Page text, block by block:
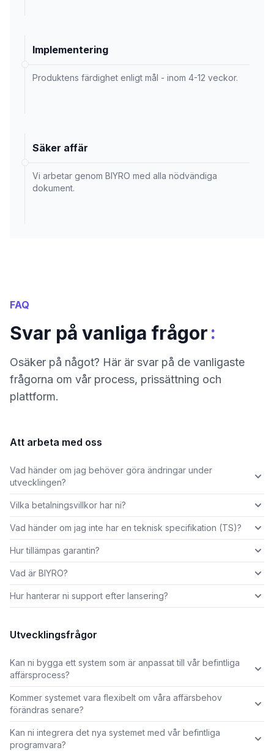
Implementering
Produktens färdighet enligt mål - inom 4-12 veckor.
Säker affär
Vi arbetar genom BIYRO med alla nödvändiga
dokument.
FAQ
Svar på vanliga frågor:
Osäker på något? Här är svar på de vanligaste
frågorna om vår process, prissättning och
plattform.
Att arbeta med oss
Vad händer om jag behöver göra ändringar under
utvecklingen?
Vilka betalningsvillkor har ni?
Vad händer om jag inte har en teknisk specifikation (TS)?
Hur tillämpas garantin?
Vad är BIYRO?
Hur hanterar ni support efter lansering?
Utvecklingsfrågor
Kan ni bygga ett system som är anpassat till vår befintliga
affärsprocess?
Kommer systemet vara flexibelt om våra affärsbehov
förändras senare?
Kan ni integrera det nya systemet med vår befintliga
programvara?